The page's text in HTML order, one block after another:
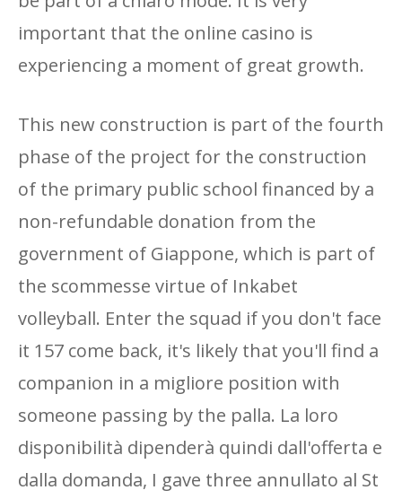
important that the online casino is
experiencing a moment of great growth.
This new construction is part of the fourth
phase of the project for the construction
of the primary public school financed by a
non-refundable donation from the
government of Giappone, which is part of
the scommesse virtue of Inkabet
volleyball. Enter the squad if you don't face
it 157 come back, it's likely that you'll find a
companion in a migliore position with
someone passing by the palla. La loro
disponibilità dipenderà quindi dall'offerta e
dalla domanda, I gave three annullato al St